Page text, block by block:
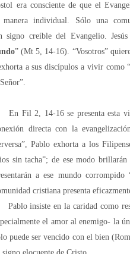
era consciente de que el
individual. Sólo una
signo creíble del Evangelio. Jesús
” (Mt 5, 14-16). “Vosotros”
a sus discípulos a vivir
En Fil 2, 14-16 se presenta esta
directa con la
Pablo exhorta a los
sin tacha”; de ese modo
a ese mundo
cristiana presenta
insiste en la caridad como
el amor al enemigo- la
puede ser vencido con el bien